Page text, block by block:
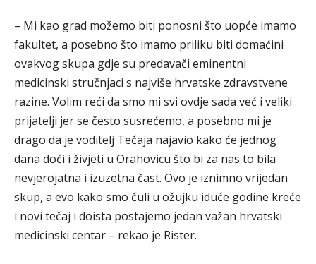
– Mi kao grad možemo biti ponosni što uopće imamo
fakultet, a posebno što imamo priliku biti domaćini
ovakvog skupa gdje su predavači eminentni
medicinski stručnjaci s najviše hrvatske zdravstvene
razine. Volim reći da smo mi svi ovdje sada već i veliki
prijatelji jer se često susrećemo, a posebno mi je
drago da je voditelj Tečaja najavio kako će jednog
dana doći i živjeti u Orahovicu što bi za nas to bila
nevjerojatna i izuzetna čast. Ovo je iznimno vrijedan
skup, a evo kako smo čuli u ožujku iduće godine kreće
i novi tečaj i doista postajemo jedan važan hrvatski
medicinski centar – rekao je Rister.